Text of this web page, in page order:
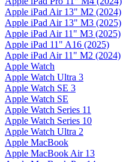
Apple iPad Air 13" M2 (2024)
Apple iPad Air 13" M3 (2025)
Apple iPad Air 11" M3 (2025)
Apple iPad 11" A16 (2025)
Apple iPad Air 11" M2 (2024)
Apple Watch
Apple Watch Ultra 3
Apple Watch SE 3
Apple Watch SE
Apple Watch Series 11
Apple Watch Series 10
Apple Watch Ultra 2
Apple MacBook
Apple MacBook Air 13